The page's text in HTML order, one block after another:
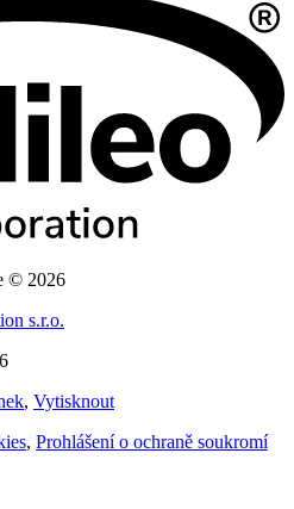
© 2026
s.r.o.
, Vytisknout
, Prohlášení o ochraně soukromí